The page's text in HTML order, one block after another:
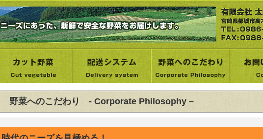
野菜へのこだわり - Corporate Philosophy –